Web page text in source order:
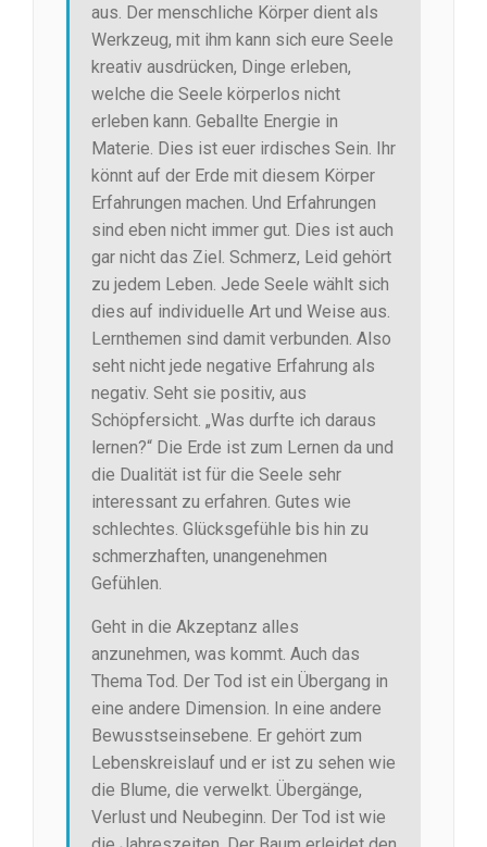
aus. Der menschliche Körper dient als
Werkzeug, mit ihm kann sich eure Seele
kreativ ausdrücken, Dinge erleben,
welche die Seele körperlos nicht
erleben kann. Geballte Energie in
Materie. Dies ist euer irdisches Sein. Ihr
könnt auf der Erde mit diesem Körper
Erfahrungen machen. Und Erfahrungen
sind eben nicht immer gut. Dies ist auch
gar nicht das Ziel. Schmerz, Leid gehört
zu jedem Leben. Jede Seele wählt sich
dies auf individuelle Art und Weise aus.
Lernthemen sind damit verbunden. Also
seht nicht jede negative Erfahrung als
negativ. Seht sie positiv, aus
Schöpfersicht. „Was durfte ich daraus
lernen?“ Die Erde ist zum Lernen da und
die Dualität ist für die Seele sehr
interessant zu erfahren. Gutes wie
schlechtes. Glücksgefühle bis hin zu
schmerzhaften, unangenehmen
Gefühlen.
Geht in die Akzeptanz alles
anzunehmen, was kommt. Auch das
Thema Tod. Der Tod ist ein Übergang in
eine andere Dimension. In eine andere
Bewusstseinsebene. Er gehört zum
Lebenskreislauf und er ist zu sehen wie
die Blume, die verwelkt. Übergänge,
Verlust und Neubeginn. Der Tod ist wie